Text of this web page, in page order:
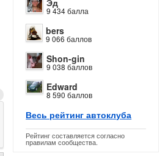
Эд
9 434 балла
bers
9 066 баллов
Shon-gin
9 038 баллов
Edward
8 590 баллов
Весь рейтинг автоклуба
Рейтинг составляется согласно
правилам сообщества.